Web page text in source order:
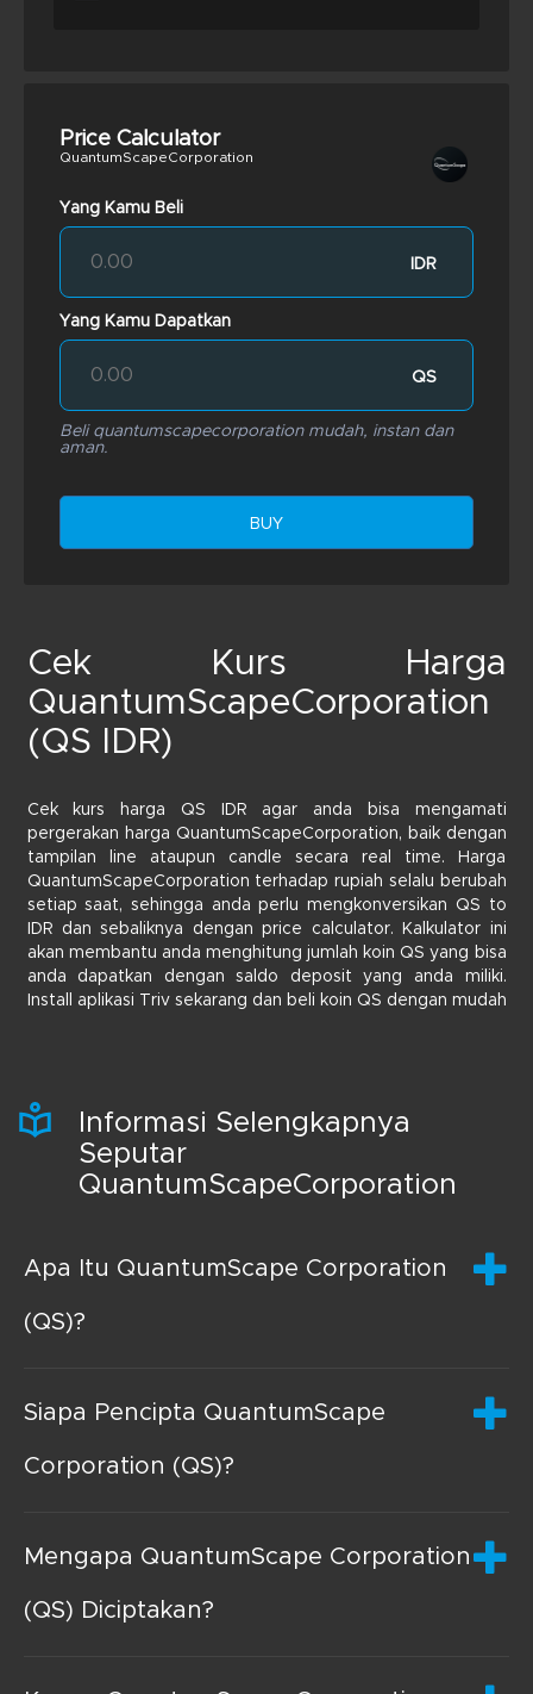
Price Calculator
QuantumScapeCorporation
Yang Kamu Beli
IDR
Yang Kamu Dapatkan
QS
Beli quantumscapecorporation mudah, instan dan
aman.
BUY
Cek Kurs Harga
QuantumScapeCorporation
(QS IDR)
Cek kurs harga QS IDR agar anda bisa mengamati
pergerakan harga QuantumScapeCorporation, baik dengan
tampilan line ataupun candle secara real time. Harga
QuantumScapeCorporation terhadap rupiah selalu berubah
setiap saat, sehingga anda perlu mengkonversikan QS to
IDR dan sebaliknya dengan price calculator. Kalkulator ini
akan membantu anda menghitung jumlah koin QS yang bisa
anda dapatkan dengan saldo deposit yang anda miliki.
Install aplikasi Triv sekarang dan beli koin QS dengan mudah
Informasi Selengkapnya
Seputar
QuantumScapeCorporation
Apa Itu QuantumScape Corporation
(QS)?
Siapa Pencipta QuantumScape
Corporation (QS)?
Mengapa QuantumScape Corporation
(QS) Diciptakan?